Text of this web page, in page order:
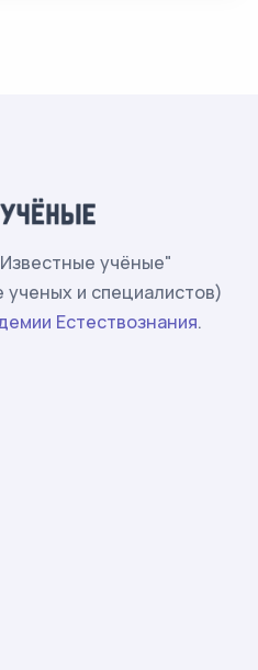
учёные"
и специалистов)
Естествознания.